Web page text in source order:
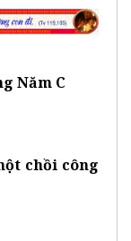
Năm C
chồi công